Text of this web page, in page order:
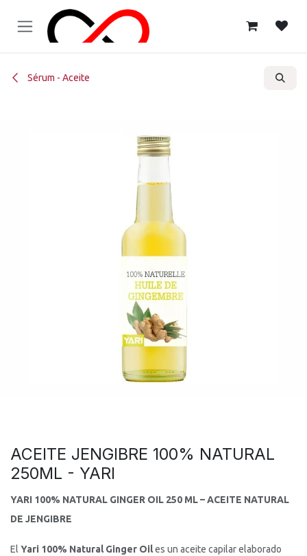
Sérum - Aceite
ACEITE JENGIBRE 100% NATURAL
250ML - YARI
YARI 100% NATURAL GINGER OIL 250 ML – ACEITE NATURAL
DE JENGIBRE
El Yari 100% Natural Ginger Oiles un aceite capilar elaborado